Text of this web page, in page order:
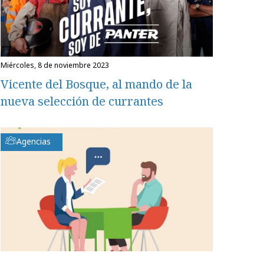
miércoles, 8 de noviembre 2023
Vicente del Bosque, al mando de la
nueva selección de currantes
Agencias